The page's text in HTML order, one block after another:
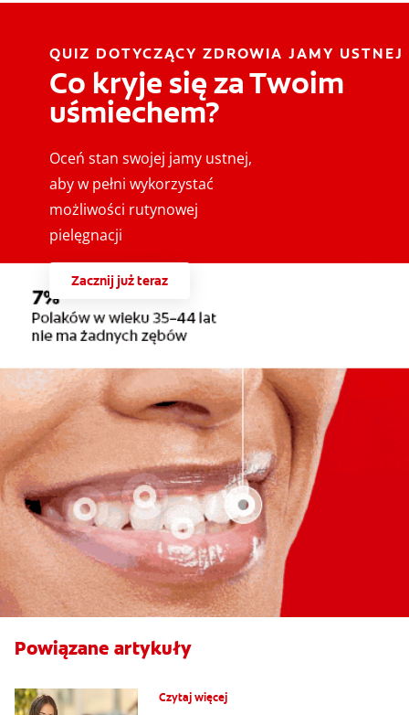
QUIZ DOTYCZĄCY ZDROWIA JAMY USTNEJ
Co kryje się za Twoim
uśmiechem?
Oceń stan swojej jamy ustnej,
aby w pełni wykorzystać
możliwości rutynowej
pielęgnacji
Zacznij już teraz
Powiązane artykuły
Czytaj więcej